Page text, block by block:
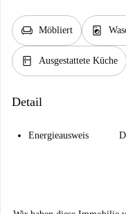
chair Möbliert local_laundry_service
kitchen Ausgestattete Küche
Detail
Energieausweis